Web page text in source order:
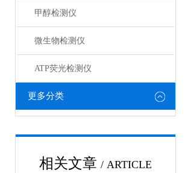
甲醇检测仪
微生物检测仪
ATP荧光检测仪
更多分类
相关文章 / ARTICLE